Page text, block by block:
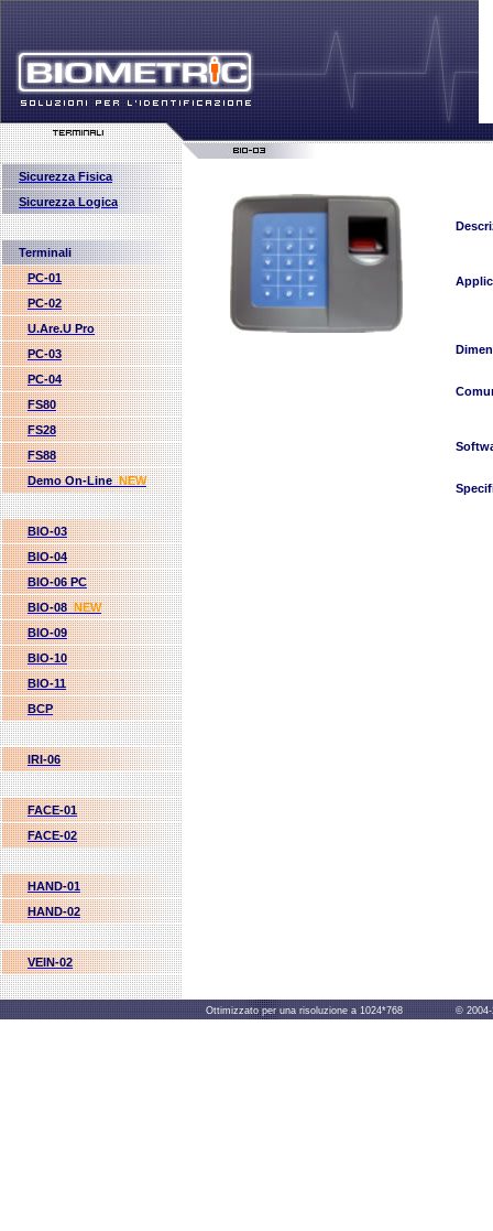
Sicurezza Fisica
Sicurezza Logica
Terminali
PC-01
PC-02
U.Are.U Pro
PC-03
PC-04
FS80
FS28
FS88
Demo On-LineNEW
BIO-03
BIO-04
BIO-06 PC
BIO-08NEW
BIO-09
BIO-10
BIO-11
BCP
IRI-06
FACE-01
FACE-02
HAND-01
HAND-02
VEIN-02
Ottimizzato per una risoluzione a 1024*768 © 2004-